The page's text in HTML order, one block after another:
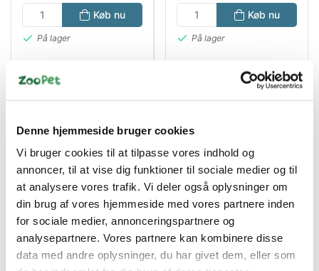
Denne hjemmeside bruger cookies
Vi bruger cookies til at tilpasse vores indhold og
annoncer, til at vise dig funktioner til sociale medier og til
at analysere vores trafik. Vi deler også oplysninger om
din brug af vores hjemmeside med vores partnere inden
for sociale medier, annonceringspartnere og
analysepartnere. Vores partnere kan kombinere disse
data med andre oplysninger, du har givet dem, eller som
Køb nu
På lager
Køb nu
På lager
Bestsælgende varer i Kattelegetøj
Spar 20%